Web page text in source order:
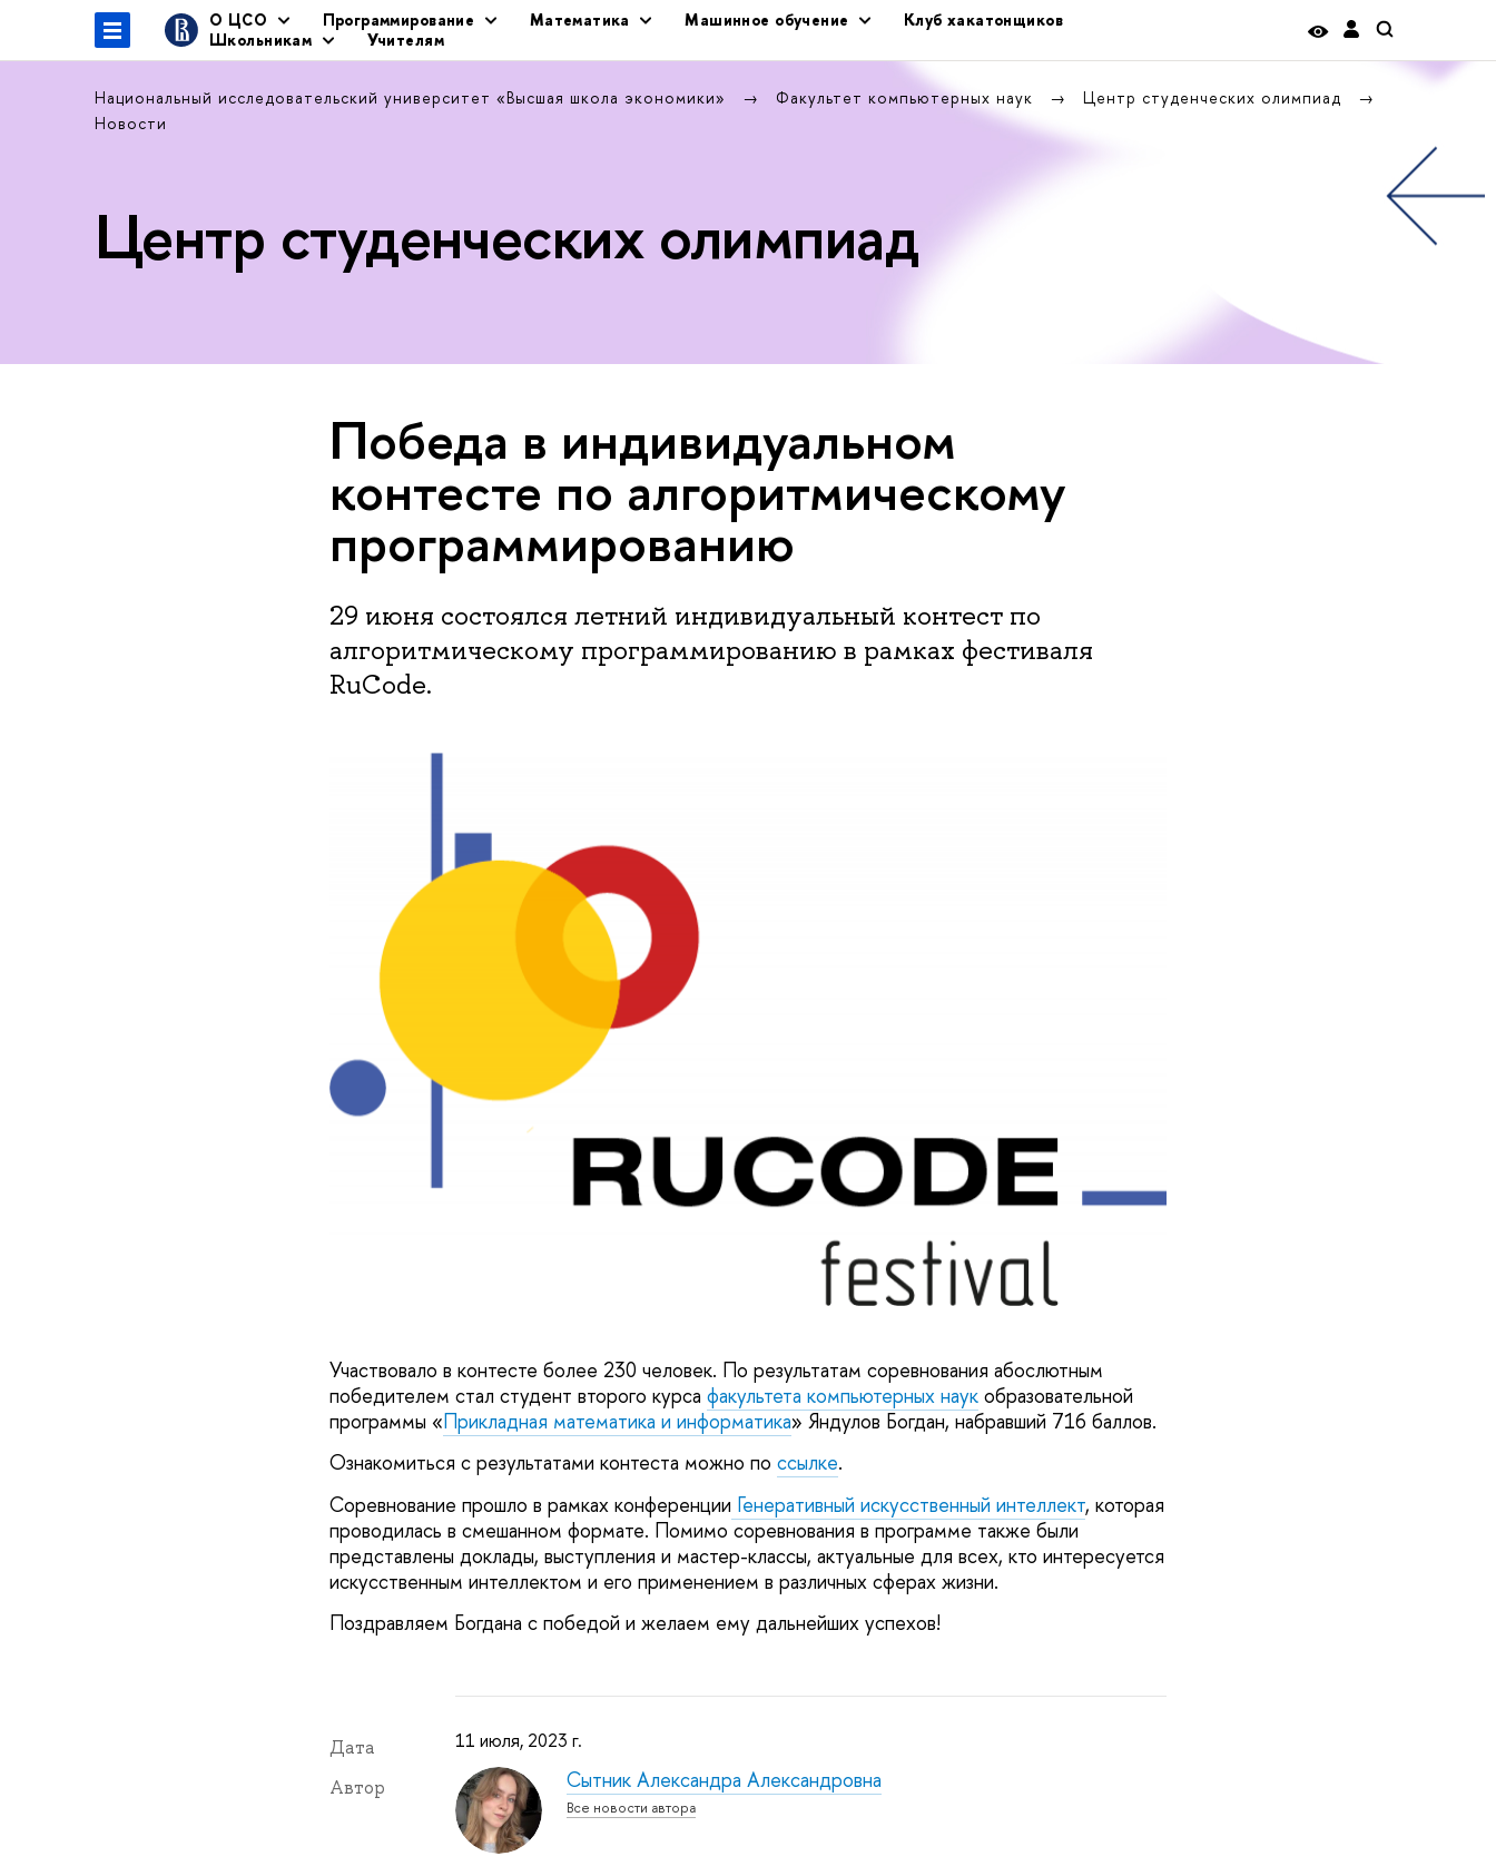
О ЦСО Программирование Математика Машинное обучение
Клуб хакатонщиков
Школьникам
Учителям
Национальный исследовательский университет «Высшая школа экономики» Факультет компьютерных наук
Центр студенческих олимпиад
Новости
Центр студенческих олимпиад
Победа в ин­ди­ви­ду­аль­ном
контесте по ал­го­рит­ми­че­ско­му
про­грам­ми­ро­ва­нию
29 июня состоялся летний индивидуальный контест по
алгоритмическому программированию в рамках фестиваля
RuCode.
Участвовало в контесте более 230 человек. По результатам соревнования абослютным
победителем стал студент второго курса факультета компьютерных наукобразовательной
программы «Прикладная математика и информатика» Яндулов Богдан, набравший 716 баллов.
Ознакомиться с результатами контеста можно по ссылке.
Соревнование прошло в рамках конференции Генеративный искусственный интеллект, которая
проводилась в смешанном формате. Помимо соревнования в программе также были
представлены доклады, выступления и мастер-классы, актуальные для всех, кто интересуется
искусственным интеллектом и его применением в различных сферах жизни.
Поздравляем Богдана с победой и желаем ему дальнейших успехов!
Дата 11 июля, 2023 г.
Автор Сытник Александра Александровна
Все новости автора